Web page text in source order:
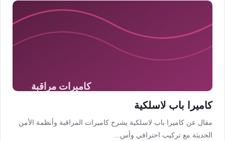
كاميرا باب لاسلكية
مقال عن كاميرا باب لاسلكية يشرح كاميرات المراقبة وأنظمة الأمن
الحديثة مع تركيب احترافي وأس...